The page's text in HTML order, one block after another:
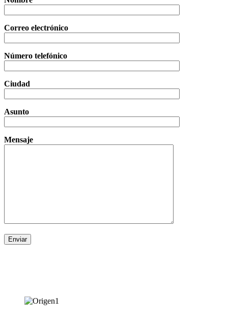
Correo electrónico
Número telefónico
Ciudad
Asunto
Mensaje
Enviar